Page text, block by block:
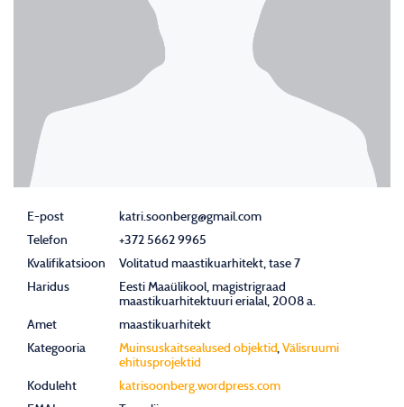
E-post
katri.soonberg@gmail.com
Telefon
+372 5662 9965
Kvalifikatsioon
Volitatud maastikuarhitekt, tase 7
Haridus
Eesti Maaülikool, magistrigraad
maastikuarhitektuuri erialal, 2008 a.
Amet
maastikuarhitekt
Kategooria
Muinsuskaitsealused objektid, Välisruumi
ehitusprojektid
Koduleht
katrisoonberg.wordpress.com